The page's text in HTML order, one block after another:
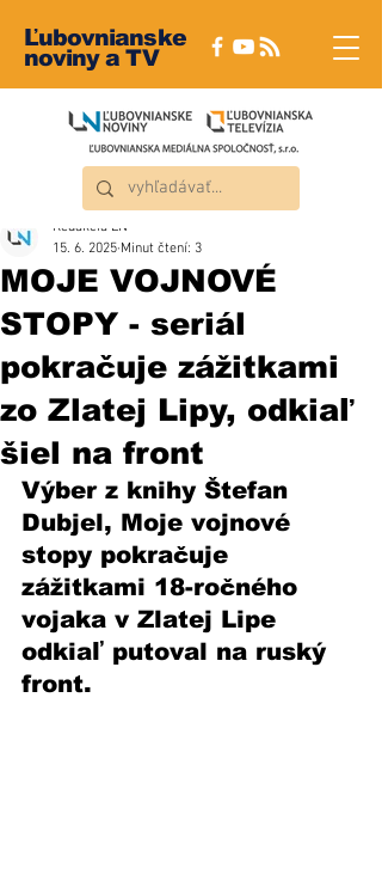
Ľubovnianske
noviny a TV
MOJE VOJNOVÉ
STOPY - seriál
pokračuje zážitkami
zo Zlatej Lipy, odkiaľ
šiel na front
Redakcia ĽN
15. 6. 2025 Minut čtení: 3
Výber z knihy Štefan
Dubjel, Moje vojnové
stopy pokračuje
zážitkami 18-ročného
vojaka v Zlatej Lipe
odkiaľ putoval na ruský
front.